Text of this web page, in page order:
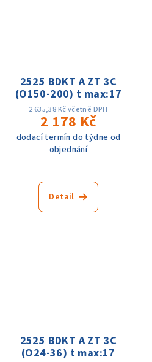
2525 BDKT A ZT 3C
(O150-200) t max:17
2 635,38 Kč včetně DPH
2 178 Kč
dodací termín do týdne od
objednání
Detail
2525 BDKT A ZT 3C
(O24-36) t max:17